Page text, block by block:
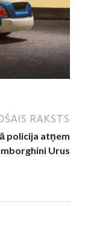
RAKSTS
policija atņem
Urus